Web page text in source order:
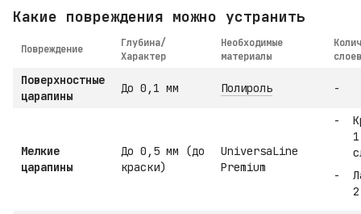
Какие повреждения можно устранить
Повреждение
Глубина/
Характер
Необходимые
материалы
слоев
Поверхностные
царапины
До 0,1 мм Полироль -
Мелкие
царапины
До 0,5 мм (до
краски)
UniversaLine
Premium